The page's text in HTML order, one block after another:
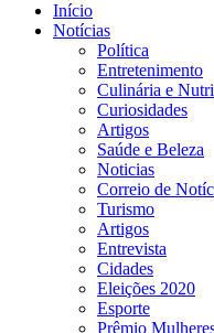
Início
Notícias
Política
Entretenimento
Culinária e
Curiosidades
Artigos
Saúde e Beleza
Noticias
Correio de
Turismo
Artigos
Entrevista
Cidades
Eleições 2020
Esporte
Prêmio